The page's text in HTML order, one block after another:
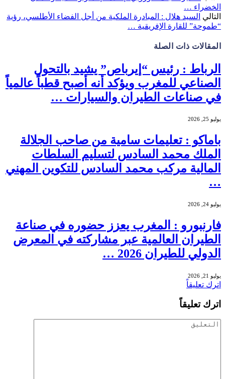
الخضراء …
التالي السيد هلال : المبادرة الملكية من أجل الفضاء الأطلسي، رؤية
“طموحة” للقارة الإفريقية …
المقالات ذات الصلة
الرباط : رئيس “إيرباص” يشيد بالتحول
الصناعي للمغرب ويؤكد أنه أصبح قطباً عالمياً
في صناعات الطيران والسيارات …
يوليو 25, 2026
باماكو : تعليمات سامية من صاحب الجلالة
الملك محمد السادس لتسليم السلطات
المالية مركب محمد السادس للتكوين المهني
…
يوليو 24, 2026
فارنبورو : المغرب يعزز حضوره في صناعة
الطيران العالمية عبر مشاركته في المعرض
الدولي للطيران 2026 …
يوليو 21, 2026
اترك تعليقاً
اترك تعليقاً